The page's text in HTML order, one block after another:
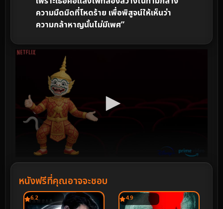
ความมืดมิดที่โหดร้าย เพื่อพิสูจน์ให้เห็นว่า
ความกล้าหาญนั้นไม่มีเพศ”
หนังฟรีที่คุณอาจจะชอบ
6.2 4.9